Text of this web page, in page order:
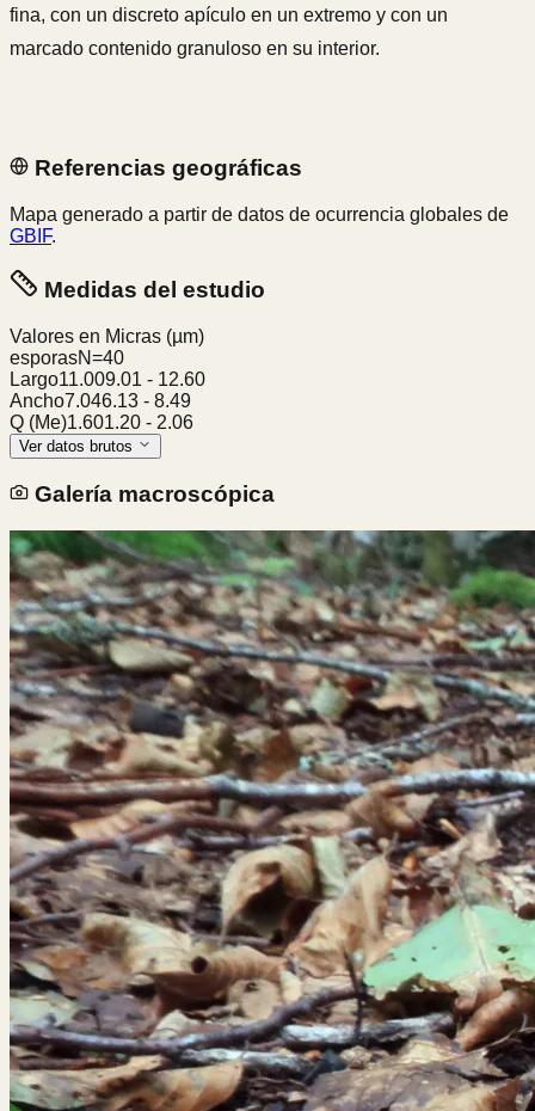
fina, con un discreto apículo en un extremo y con un
marcado contenido granuloso en su interior.
Referencias geográficas
Mapa generado a partir de datos de ocurrencia globales de
GBIF.
Medidas del estudio
Valores en Micras (µm)
esporasN=40
Largo11.009.01 - 12.60
Ancho7.046.13 - 8.49
Q (Me)1.601.20 - 2.06
Ver datos brutos
Galería macroscópica